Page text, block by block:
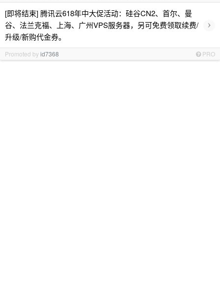
[即将结束] 腾讯云618年中大促活动：硅谷CN2、首尔、曼
谷、法兰克福、上海、广州VPS服务器，另可免费领取续费/
升级/新购代金券。
›
Promoted byid7368 PRO